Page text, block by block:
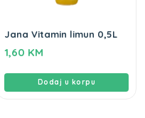
Jana Vitamin limun 0,5L
1,60 KM
Dodaj u korpu